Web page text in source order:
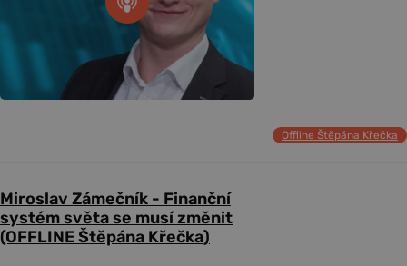
Offline Štěpána Křečka
Miroslav Zámečník - Finanční
systém světa se musí změnit
(OFFLINE Štěpána Křečka)